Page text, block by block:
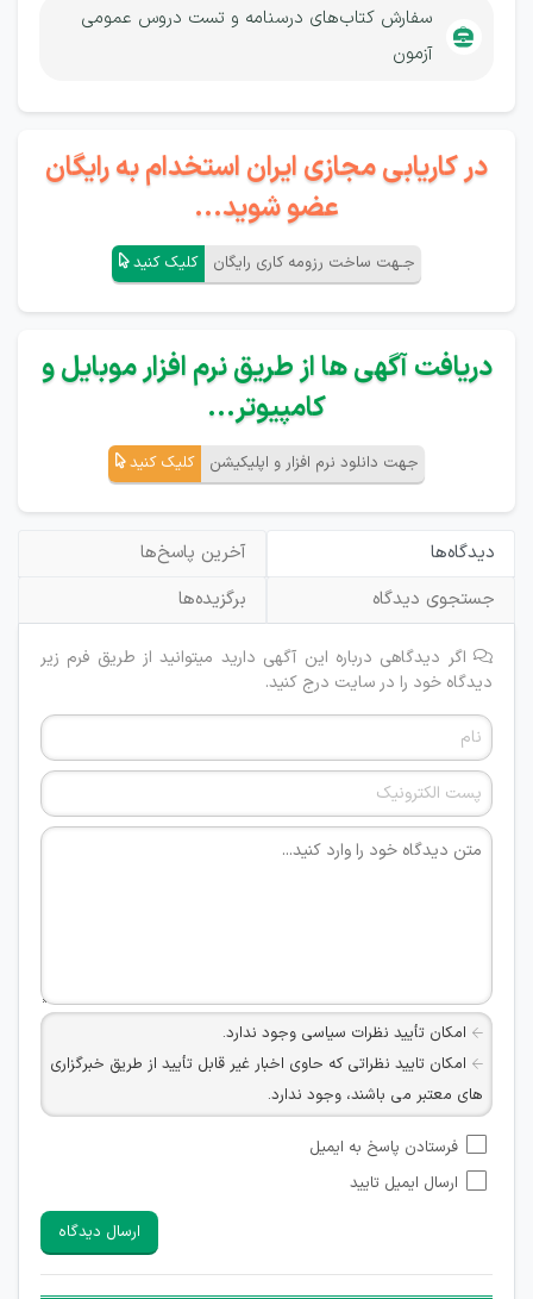
سفارش کتاب‌های درسنامه و تست دروس عمومی
آزمون
در کاریابی مجازی ایران استخدام به رایگان
عضو شوید...
جـهت ساخت رزومه کاری رایگان کلیک کنید
دریافت آگهی ها از طریق نرم افزار موبایل و
کامپیوتر...
جهت دانلود نرم افزار و اپلیکیشن کلیک کنید
دیدگاه‌ها
آخرین پاسخ‌ها
جستجوی دیدگاه
برگزیده‌ها
اگر دیدگاهی درباره این آگهی دارید میتوانید از طریق فرم زیر
دیدگاه خود را در سایت درج کنید.
امکان تأیید نظرات سیاسی وجود ندارد.
امکان تایید نظراتی که حاوی اخبار غیر قابل تأیید از طریق خبرگزاری
های معتبر می باشند، وجود ندارد.
شبکه های مجازی ارتباطی می باشند وجود ندارد.
امکان تأیید نظرات کاربرانی که به هر طریقی قصد مأیوس کردن
هرگونه تحریک، تحقیر و کنایه به سایر افراد (مسئول و غیر مسئول)
غیر مجاز می باشد.
فرستادن پاسخ به ایمیل
ارسال ایمیل تایید
ارسال دیدگاه